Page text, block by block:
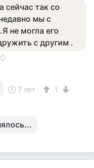
сейчас так со
мы с
не могла его
с другим .
7 лет 1